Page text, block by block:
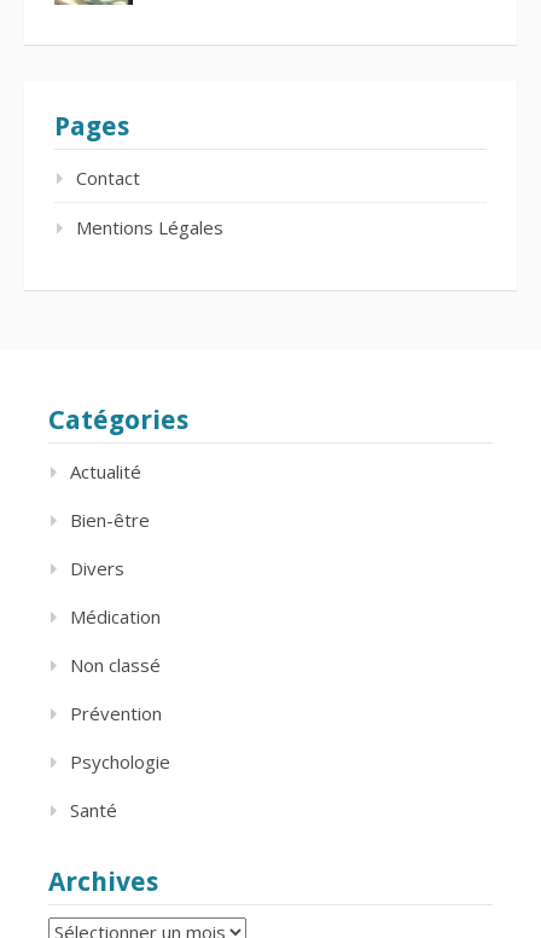
Pages
Contact
Mentions Légales
Catégories
Actualité
Bien-être
Divers
Médication
Non classé
Prévention
Psychologie
Santé
Archives
Archives